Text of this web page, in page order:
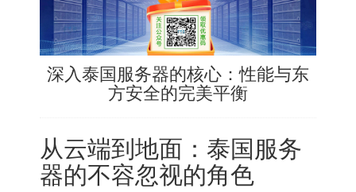
深入泰国服务器的核心：性能与东
方安全的完美平衡
从云端到地面：泰国服务
器的不容忽视的角色